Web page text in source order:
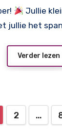
Jullie
jullie het
Verder lezen
2 …